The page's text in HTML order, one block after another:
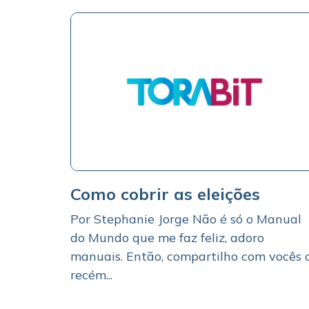
Como cobrir as eleições
Por Stephanie Jorge Não é só o Manual
do Mundo que me faz feliz, adoro
manuais. Então, compartilho com vocês
recém...